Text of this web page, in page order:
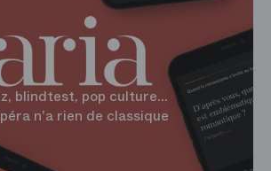
blindtest, pop culture...
n'a rien de classique